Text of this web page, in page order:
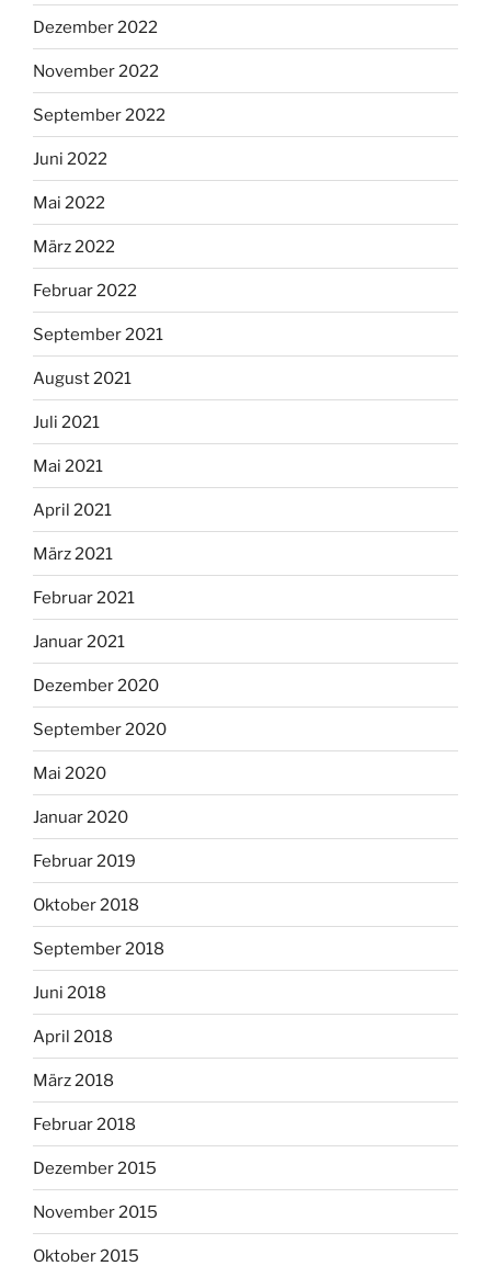
Dezember 2022
November 2022
September 2022
Juni 2022
Mai 2022
März 2022
Februar 2022
September 2021
August 2021
Juli 2021
Mai 2021
April 2021
März 2021
Februar 2021
Januar 2021
Dezember 2020
September 2020
Mai 2020
Januar 2020
Februar 2019
Oktober 2018
September 2018
Juni 2018
April 2018
März 2018
Februar 2018
Dezember 2015
November 2015
Oktober 2015